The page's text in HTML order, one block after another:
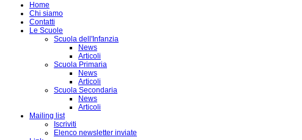
Home
Chi siamo
Contatti
Le Scuole
Scuola dell'Infanzia
News
Articoli
Scuola Primaria
News
Articoli
Scuola Secondaria
News
Articoli
Mailing list
Iscriviti
Elenco newsletter inviate